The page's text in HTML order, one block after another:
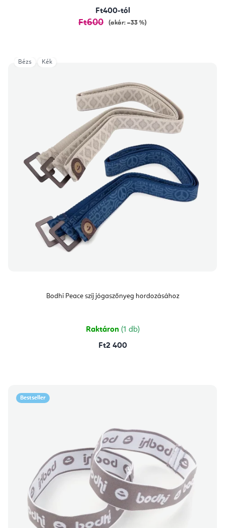
Ft400-tól
Ft600 (akár: –33 %)
Bodhi Peace szíj jógaszőnyeg hordozásához
Raktáron (1 db)
Ft2 400
Bézs Kék
Bestseller